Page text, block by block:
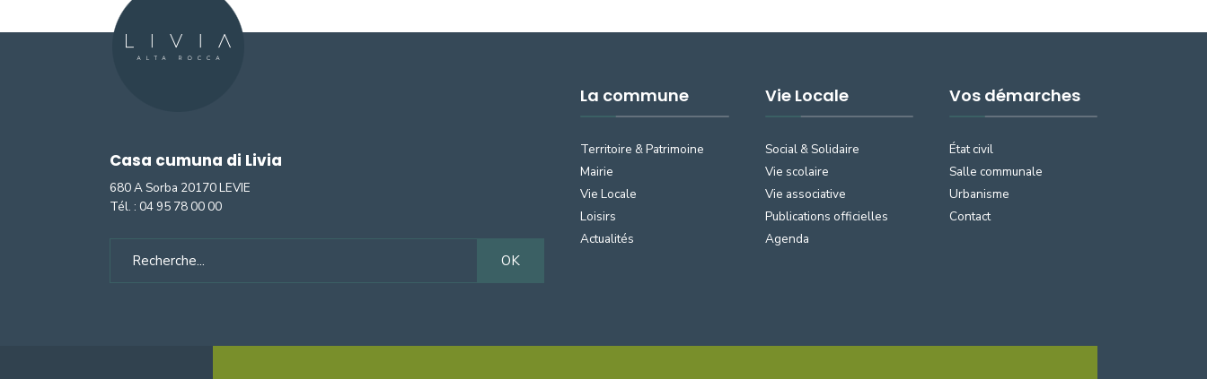
Casa cumuna di Livia
680 A Sorba 20170 LEVIE
Tél. : 04 95 78 00 00
OK
La commune
Territoire & Patrimoine
Mairie
Vie Locale
Loisirs
Actualités
Vie Locale
Social & Solidaire
Vie scolaire
Vie associative
Publications officielles
Agenda
Vos démarches
État civil
Salle communale
Urbanisme
Contact